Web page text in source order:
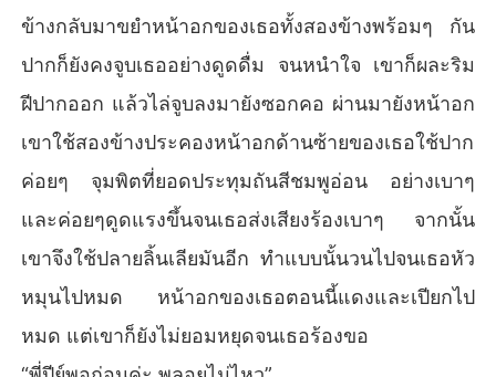
ข้างกลับมาขยำหน้าอกของเธอทั้งสองข้างพร้อมๆ กัน
ปากก็ยังคงจูบเธออย่างดูดดื่ม จนหนำใจ เขาก็ผละริม
ฝีปากออก แล้วไล่จูบลงมายังซอกคอ ผ่านมายังหน้าอก
เขาใช้สองข้างประคองหน้าอกด้านซ้ายของเธอใช้ปาก
ค่อยๆ จุมพิตที่ยอดประทุมถันสีชมพูอ่อน อย่างเบาๆ
และค่อยๆดูดแรงขึ้นจนเธอส่งเสียงร้องเบาๆ จากนั้น
เขาจึงใช้ปลายลิ้นเลียมันอีก ทำแบบนั้นวนไปจนเธอหัว
หมุนไปหมด หน้าอกของเธอตอนนี้แดงและเปียกไป
หมด แต่เขาก็ยังไม่ยอมหยุดจนเธอร้องขอ